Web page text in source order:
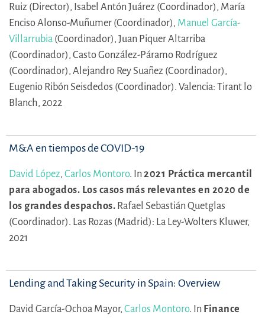
Ruiz (Director), Isabel Antón Juárez (Coordinador), María
Enciso Alonso-Muñumer (Coordinador), Manuel García-
Villarrubia (Coordinador), Juan Piquer Altarriba
(Coordinador), Casto González-Páramo Rodríguez
(Coordinador), Alejandro Rey Suañez (Coordinador),
Eugenio Ribón Seisdedos (Coordinador). Valencia: Tirant lo
Blanch, 2022
M&A en tiempos de COVID-19
David López, Carlos Montoro. In 2021 Práctica mercantil
para abogados. Los casos más relevantes en 2020 de
los grandes despachos. Rafael Sebastián Quetglas
(Coordinador). Las Rozas (Madrid): La Ley-Wolters Kluwer,
2021
Lending and Taking Security in Spain: Overview
David García-Ochoa Mayor, Carlos Montoro. In Finance